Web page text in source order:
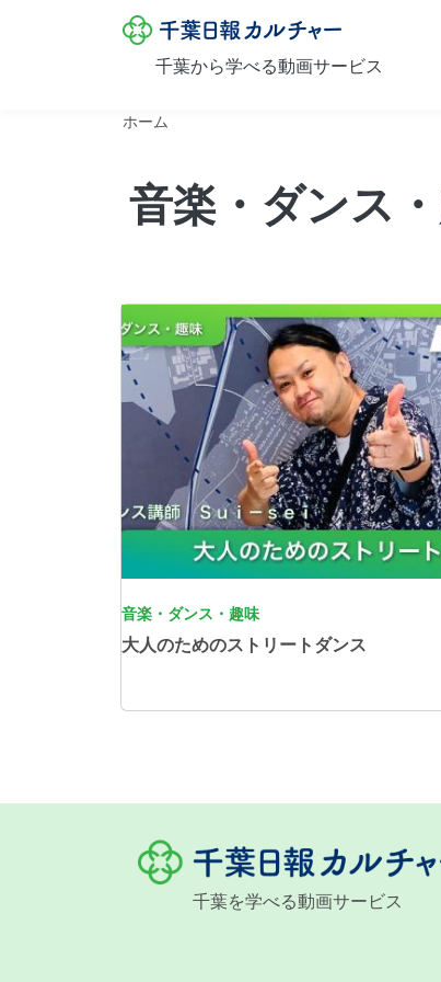
メインコンテンツに移動
千葉から学べる動画サービス
ホーム
音楽・ダンス
画像
音楽・ダンス・趣味
大人のためのストリートダンス
千葉を学べる動画サービス